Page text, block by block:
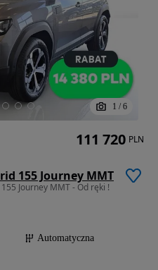
1 / 6
155 Journey MMT
Journey MMT - Od ręki !
Automatyczna
111 720 PLN